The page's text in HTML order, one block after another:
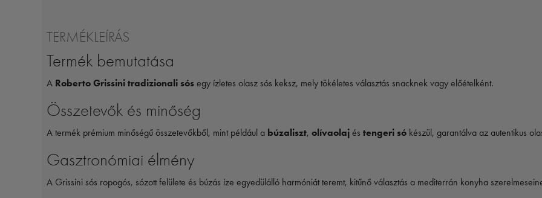
TERMÉKLEÍRÁS
Termék bemutatása
A Roberto Grissini tradizionali sós egy ízletes olasz sós keksz, mely tökéletes választás snacknek vagy előételként.
Összetevők és minőség
A termék prémium minőségű összetevőkből, mint például a búzaliszt, olívaolaj és tengeri só készül, garantálva az autentikus
Gasztronómiai élmény
A Grissini sós ropogós, sózott felülete és búzás íze egyedülálló harmóniát teremt, kitűnő választás a mediterrán konyha